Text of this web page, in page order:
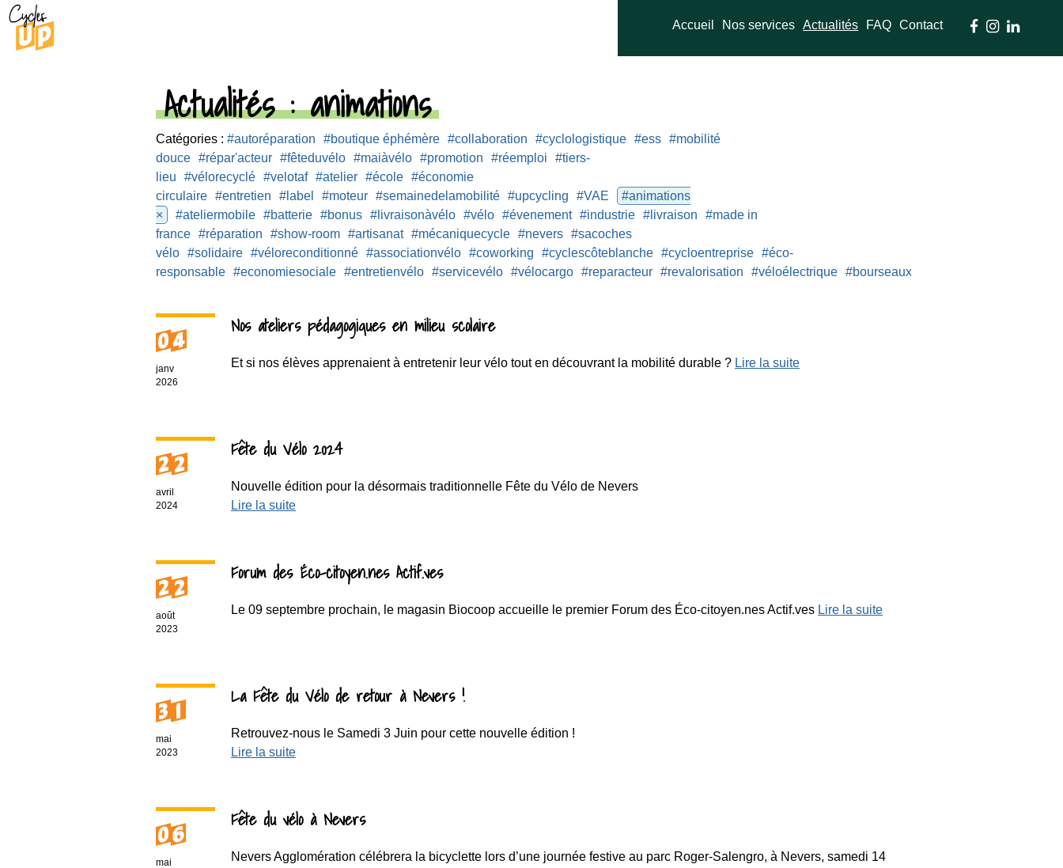
Accueil Nos services Actualités FAQ Contact   
Actualités: animations
Catégories : #autoréparation #boutique éphémère #collaboration #cyclologistique #ess #mobilité
douce #répar'acteur #fêteduvélo #maiàvélo #promotion #réemploi
#tiers-
lieu
#vélorecyclé #velotaf #atelier #école #économie
circulaire #entretien #label #moteur #semainedelamobilité #upcycling #VAE
#animations
×
#ateliermobile #batterie #bonus #livraisonàvélo #vélo #évenement #industrie #livraison
#made in
france #réparation #show-room #artisanat #mécaniquecycle #nevers #sacoches
vélo #solidaire #véloreconditionné #associationvélo #coworking #cyclescôteblanche #cycloentreprise #éco-
responsable #economiesociale #entretienvélo #servicevélo #vélocargo #reparacteur #revalorisation #véloélectrique #bourseauxvélos
04
janv
2026
Nos ateliers pédagogiques en milieu scolaire
Et si nos élèves apprenaient à entretenir leur vélo tout en découvrant la mobilité durable ? Lire la suite
22
avril
2024
Fête du Vélo 2024
Nouvelle édition pour la désormais traditionnelle Fête du Vélo de Nevers
Lire la suite
22
août
2023
Forum des Éco-citoyen.nes Actif.ves
Le 09 septembre prochain, le magasin Biocoop accueille le premier Forum des Éco-citoyen.nes Actif.ves Lire la suite
31
mai
2023
La Fête du Vélo de retour à Nevers !
Retrouvez-nous le Samedi 3 Juin pour cette nouvelle édition !
Lire la suite
06
mai
Fête du vélo à Nevers
Nevers Agglomération célébrera la bicyclette lors d’une journée festive au parc Roger-Salengro, à Nevers, samedi 14